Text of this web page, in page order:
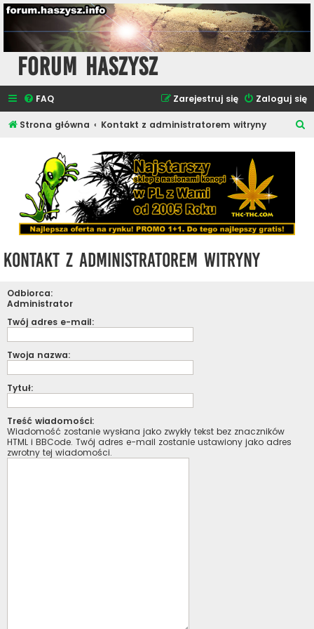
Forum Haszysz
FAQ Zaloguj się
Zarejestruj się
Strona główna Kontakt z administratorem witryny
Kontakt z administratorem witryny
Odbiorca:
Administrator
Twój adres e-mail:
Twoja nazwa:
Tytuł:
Treść wiadomości:
Wiadomość zostanie wysłana jako zwykły tekst bez znaczników
HTML i BBCode. Twój adres e-mail zostanie ustawiony jako adres
zwrotny tej wiadomości.